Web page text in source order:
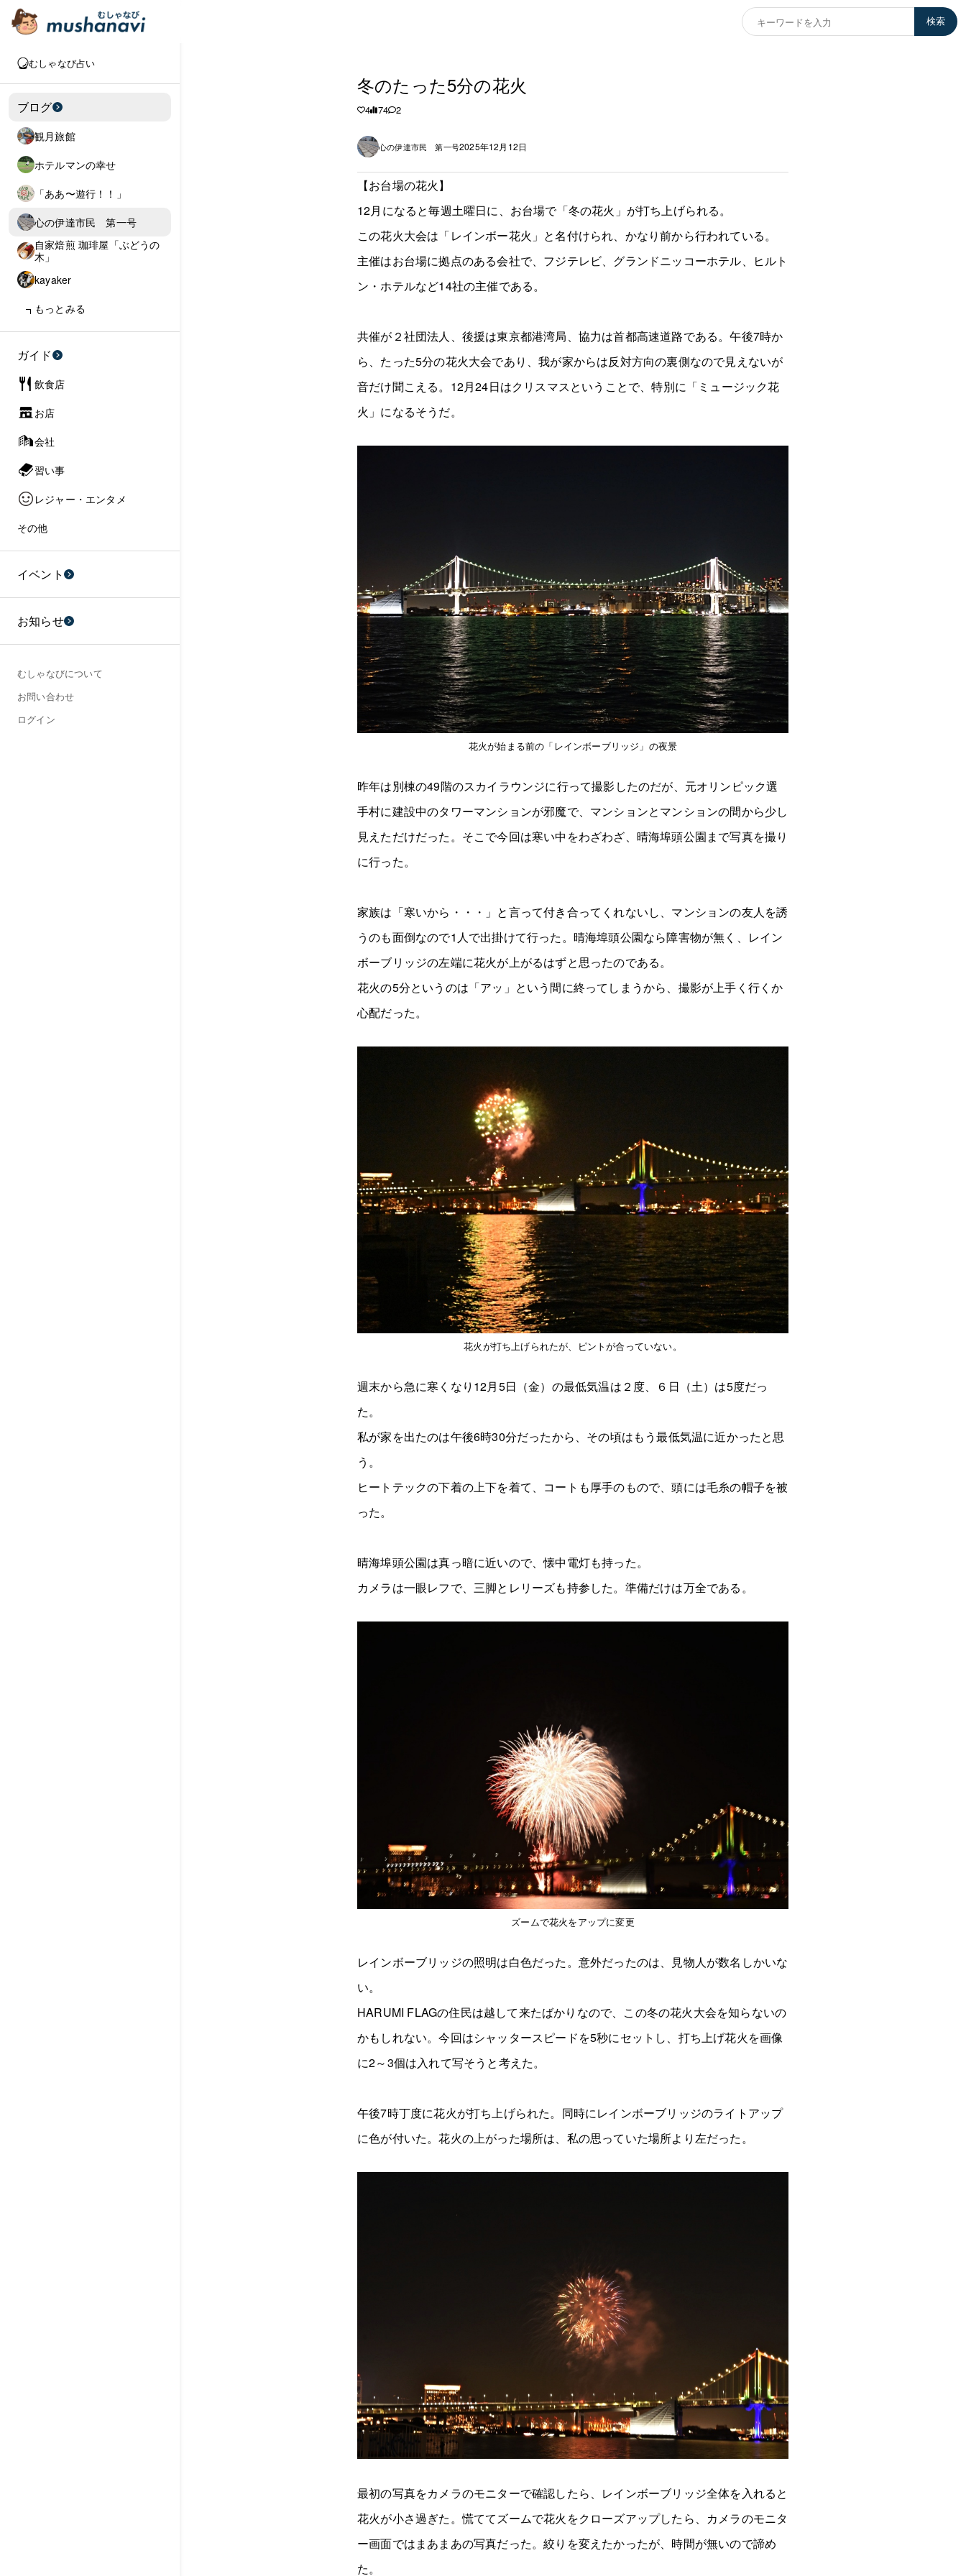
検索
むしゃなび占い
ブログ
観月旅館
ホテルマンの幸せ
「ああ〜遊行！！」
心の伊達市民 第一号
自家焙煎 珈琲屋「ぶどうの
木」
kayaker
もっとみる
ガイド
飲食店
お店
会社
習い事
レジャー・エンタメ
その他
イベント
お知らせ
むしゃなびについて
お問い合わせ
ログイン
冬のたった5分の花火
4 74 2
心の伊達市民 第一号2025年12月12日
【お台場の花火】
12月になると毎週土曜日に、お台場で「冬の花火」が打ち上げられる。
この花火大会は「レインボー花火」と名付けられ、かなり前から行われている。
主催はお台場に拠点のある会社で、フジテレビ、グランドニッコーホテル、ヒルト
ン・ホテルなど14社の主催である。
共催が２社団法人、後援は東京都港湾局、協力は首都高速道路である。午後7時か
ら、たった5分の花火大会であり、我が家からは反対方向の裏側なので見えないが
音だけ聞こえる。12月24日はクリスマスということで、特別に「ミュージック花
火」になるそうだ。
花火が始まる前の「レインボーブリッジ」の夜景
昨年は別棟の49階のスカイラウンジに行って撮影したのだが、元オリンピック選
手村に建設中のタワーマンションが邪魔で、マンションとマンションの間から少し
見えただけだった。そこで今回は寒い中をわざわざ、晴海埠頭公園まで写真を撮り
に行った。
家族は「寒いから・・・」と言って付き合ってくれないし、マンションの友人を誘
うのも面倒なので1人で出掛けて行った。晴海埠頭公園なら障害物が無く、レイン
ボーブリッジの左端に花火が上がるはずと思ったのである。
花火の5分というのは「アッ」という間に終ってしまうから、撮影が上手く行くか
心配だった。
花火が打ち上げられたが、ピントが合っていない。
週末から急に寒くなり12月5日（金）の最低気温は２度、６日（土）は5度だっ
た。
私が家を出たのは午後6時30分だったから、その頃はもう最低気温に近かったと思
う。
ヒートテックの下着の上下を着て、コートも厚手のもので、頭には毛糸の帽子を被
った。
晴海埠頭公園は真っ暗に近いので、懐中電灯も持った。
カメラは一眼レフで、三脚とレリーズも持参した。準備だけは万全である。
ズームで花火をアップに変更
レインボーブリッジの照明は白色だった。意外だったのは、見物人が数名しかいな
い。
HARUMI FLAGの住民は越して来たばかりなので、この冬の花火大会を知らないの
かもしれない。今回はシャッタースピードを5秒にセットし、打ち上げ花火を画像
に2～3個は入れて写そうと考えた。
午後7時丁度に花火が打ち上げられた。同時にレインボーブリッジのライトアップ
に色が付いた。花火の上がった場所は、私の思っていた場所より左だった。
最初の写真をカメラのモニターで確認したら、レインボーブリッジ全体を入れると
花火が小さ過ぎた。慌ててズームで花火をクローズアップしたら、カメラのモニタ
ー画面ではまあまあの写真だった。絞りを変えたかったが、時間が無いので諦め
た。